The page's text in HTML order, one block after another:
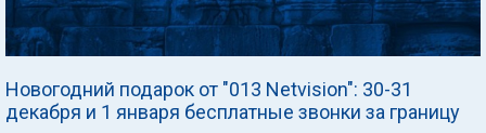
Новогодний подарок от "013 Netvision": 30-31
декабря и 1 января бесплатные звонки за границу